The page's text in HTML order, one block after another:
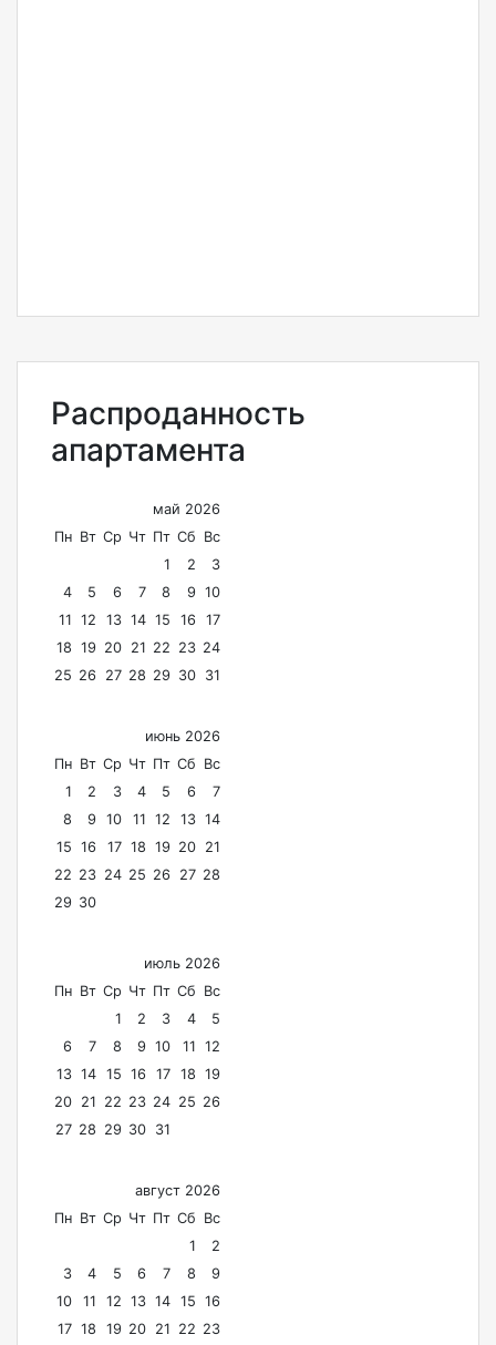
Распроданность
апартамента
май 2026
Пн Вт Ср Чт Пт Сб Вс
1
2
3
4
5 6 7 8 9 10
11 12 13 14 15 16
17
18 19 20 21 22 23 24
25 26 27 28 29 30 31
июнь 2026
Пн Вт Ср Чт Пт Сб Вс
1
2 3 4 5 6
7
8
9 10 11 12 13 14
15 16 17 18 19 20 21
22 23 24 25 26 27 28
29 30
июль 2026
Пн Вт Ср Чт Пт Сб Вс
1
2 3 4
5
6
7 8 9 10 11 12
13 14 15 16 17 18 19
20 21 22 23 24 25 26
27 28 29 30 31
август 2026
Пн Вт Ср Чт Пт Сб Вс
1
2
3
4 5 6 7 8
9
10
11 12 13 14 15 16
17 18 19 20 21 22 23